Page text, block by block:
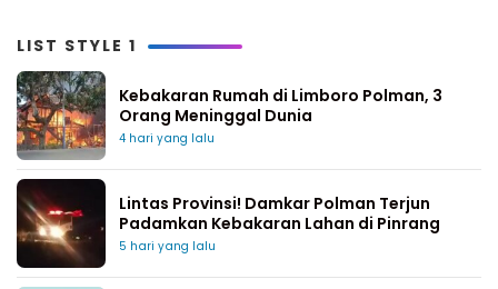
LIST STYLE 1
Kebakaran Rumah di Limboro Polman, 3
Orang Meninggal Dunia
4 hari yang lalu
Lintas Provinsi! Damkar Polman Terjun
Padamkan Kebakaran Lahan di Pinrang
5 hari yang lalu